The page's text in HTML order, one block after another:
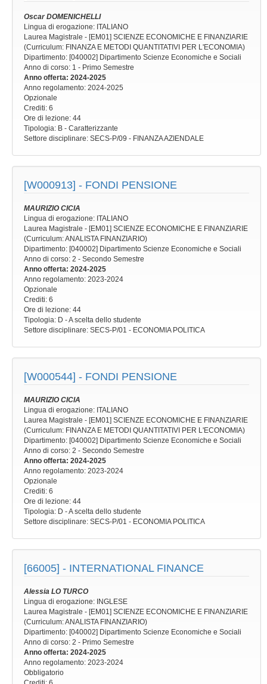
Oscar DOMENICHELLI
Lingua di erogazione: ITALIANO
Laurea Magistrale - [EM01] SCIENZE ECONOMICHE E FINANZIARIE
(Curriculum: FINANZA E METODI QUANTITATIVI PER L'ECONOMIA)
Dipartimento: [040002] Dipartimento Scienze Economiche e Sociali
Anno di corso: 1 - Primo Semestre
Anno offerta: 2024-2025
Anno regolamento: 2024-2025
Opzionale
Crediti: 6
Ore di lezione: 44
Tipologia: B - Caratterizzante
Settore disciplinare: SECS-P/09 - FINANZA AZIENDALE
[W000913] - FONDI PENSIONE
MAURIZIO CICIA
Lingua di erogazione: ITALIANO
Laurea Magistrale - [EM01] SCIENZE ECONOMICHE E FINANZIARIE
(Curriculum: ANALISTA FINANZIARIO)
Dipartimento: [040002] Dipartimento Scienze Economiche e Sociali
Anno di corso: 2 - Secondo Semestre
Anno offerta: 2024-2025
Anno regolamento: 2023-2024
Opzionale
Crediti: 6
Ore di lezione: 44
Tipologia: D - A scelta dello studente
Settore disciplinare: SECS-P/01 - ECONOMIA POLITICA
[W000544] - FONDI PENSIONE
MAURIZIO CICIA
Lingua di erogazione: ITALIANO
Laurea Magistrale - [EM01] SCIENZE ECONOMICHE E FINANZIARIE
(Curriculum: FINANZA E METODI QUANTITATIVI PER L'ECONOMIA)
Dipartimento: [040002] Dipartimento Scienze Economiche e Sociali
Anno di corso: 2 - Secondo Semestre
Anno offerta: 2024-2025
Anno regolamento: 2023-2024
Opzionale
Crediti: 6
Ore di lezione: 44
Tipologia: D - A scelta dello studente
Settore disciplinare: SECS-P/01 - ECONOMIA POLITICA
[66005] - INTERNATIONAL FINANCE
Alessia LO TURCO
Lingua di erogazione: INGLESE
Laurea Magistrale - [EM01] SCIENZE ECONOMICHE E FINANZIARIE
(Curriculum: ANALISTA FINANZIARIO)
Dipartimento: [040002] Dipartimento Scienze Economiche e Sociali
Anno di corso: 2 - Primo Semestre
Anno offerta: 2024-2025
Anno regolamento: 2023-2024
Obbligatorio